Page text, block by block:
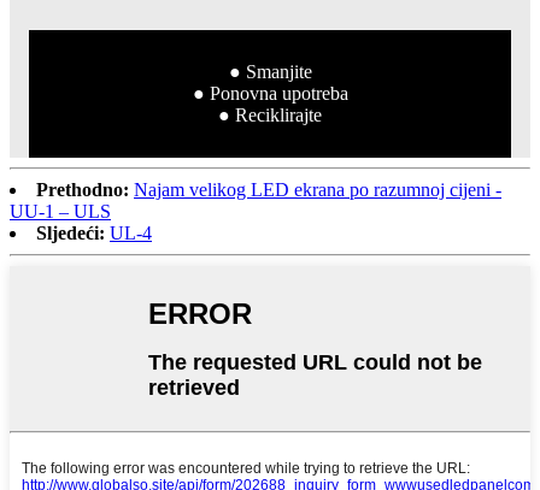
● Smanjite
● Ponovna upotreba
● Reciklirajte
Prethodno: Najam velikog LED ekrana po razumnoj cijeni -
UU-1 – ULS
Sljedeći: UL-4